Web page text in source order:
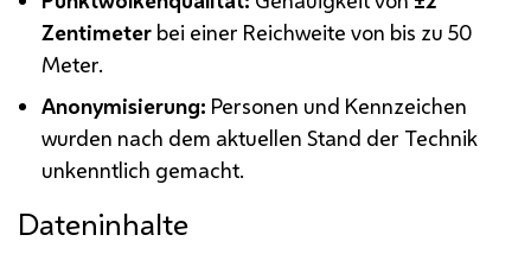
Zentimeter bei einer Reichweite von bis zu 50
Meter.
Anonymisierung: Personen und Kennzeichen
wurden nach dem aktuellen Stand der Technik
unkenntlich gemacht.
Dateninhalte